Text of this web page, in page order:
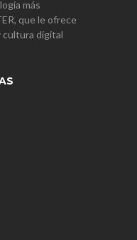
más
que le ofrece
digital